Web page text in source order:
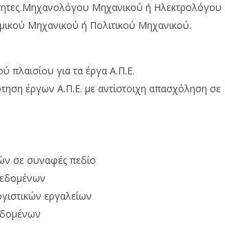
Μηχανολόγου Μηχανικού ή Ηλεκτρολόγου
Μηχανικού ή Πολιτικού Μηχανικού.
πλαισίου για τα έργα Α.Π.Ε.
έργων Α.Π.Ε. µε αντίστοιχη απασχόληση σε
σε συναφές πεδίο
εργαλείων